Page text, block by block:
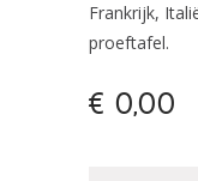
Frankrijk,
proeftafel.
€ 0,00